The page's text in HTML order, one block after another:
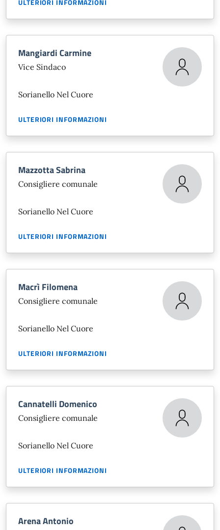
ULTERIORI INFORMAZIONI
Mangiardi Carmine
Vice Sindaco
Sorianello Nel Cuore
ULTERIORI INFORMAZIONI
Mazzotta Sabrina
Consigliere comunale
Sorianello Nel Cuore
ULTERIORI INFORMAZIONI
Macrì Filomena
Consigliere comunale
Sorianello Nel Cuore
ULTERIORI INFORMAZIONI
Cannatelli Domenico
Consigliere comunale
Sorianello Nel Cuore
ULTERIORI INFORMAZIONI
Arena Antonio